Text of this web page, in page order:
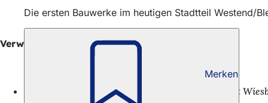
Die ersten Bauwerke im heutigen Stadtteil Westend/
Merken
Verwaltungspolitische Meldungen
Pressemitteilung der Landeshauptstadt